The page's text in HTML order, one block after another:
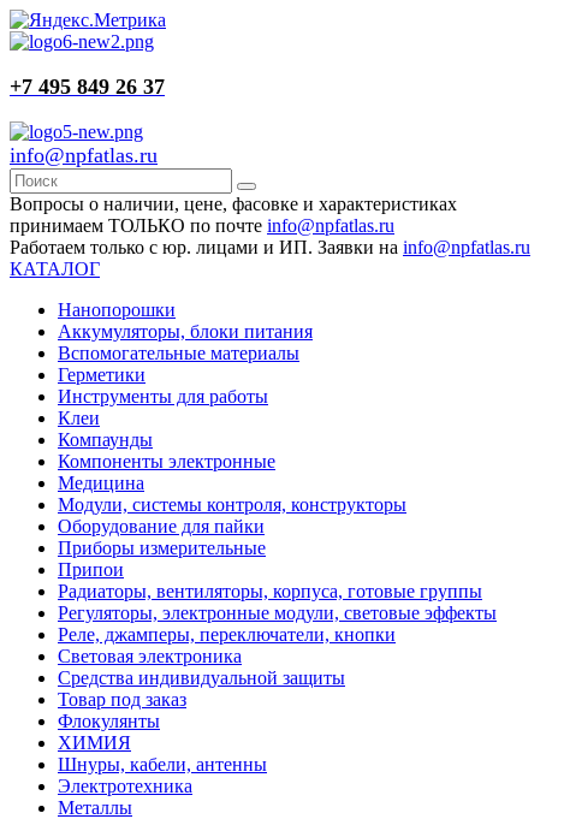
+7 495 849 26 37
info@npfatlas.ru
Вопросы о наличии, цене, фасовке и характеристиках
принимаем ТОЛЬКО по почте info@npfatlas.ru
Работаем только с юр. лицами и ИП. Заявки на info@npfatlas.ru
КАТАЛОГ
Нанопорошки
Аккумуляторы, блоки питания
Вспомогательные материалы
Герметики
Инструменты для работы
Клеи
Компаунды
Компоненты электронные
Медицина
Модули, системы контроля, конструкторы
Оборудование для пайки
Приборы измерительные
Припои
Радиаторы, вентиляторы, корпуса, готовые группы
Регуляторы, электронные модули, световые эффекты
Реле, джамперы, переключатели, кнопки
Световая электроника
Средства индивидуальной защиты
Товар под заказ
Флокулянты
ХИМИЯ
Шнуры, кабели, антенны
Электротехника
Металлы